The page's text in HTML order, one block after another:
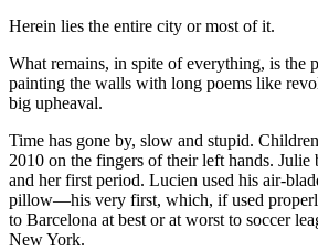
Herein lies the entire city or most of it.
What remains, in spite of everything, is the
painting the walls with long poems like
big upheaval.
Time has gone by, slow and stupid.
2010 on the fingers of their left hands. Julie
and her first period. Lucien used his air-
pillow—his very first, which, if used
to Barcelona at best or at worst to soccer
New York.